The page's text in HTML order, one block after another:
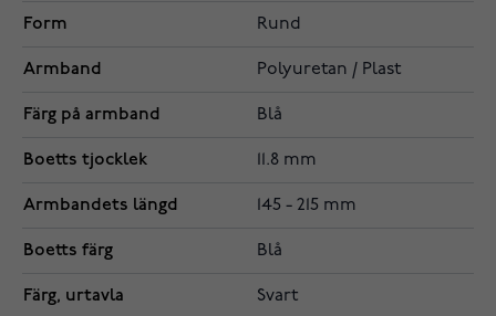
Form Rund
Armband Polyuretan / Plast
Färg på armband Blå
Boetts tjocklek 11.8 mm
Armbandets längd 145 - 215 mm
Boetts färg Blå
Färg, urtavla Svart